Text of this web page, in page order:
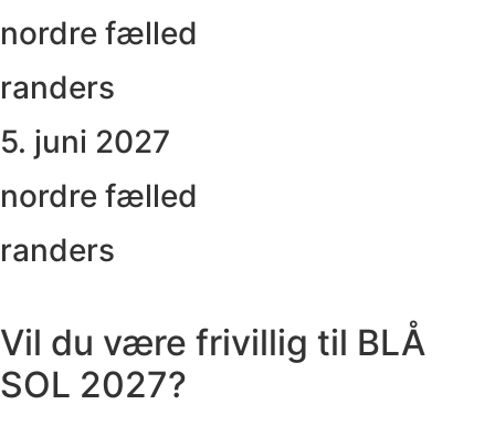
nordre fælled
randers
5. juni 2027
nordre fælled
randers
Vil du være frivillig til BLÅ
SOL 2027?